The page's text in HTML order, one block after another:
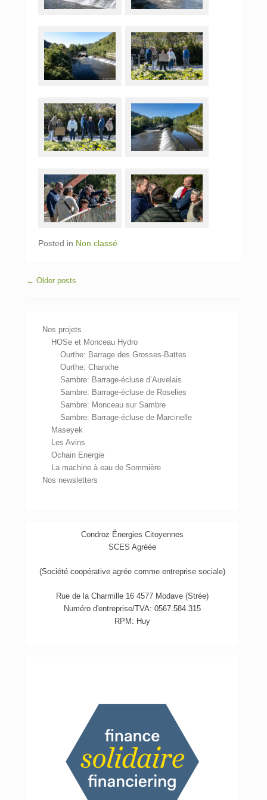
Posted in Non classé
Post navigation
← Older posts
Nos projets
HOSe et Monceau Hydro
Ourthe: Barrage des Grosses-Battes
Ourthe: Chanxhe
Sambre: Barrage-écluse d’Auvelais
Sambre: Barrage-écluse de Roselies
Sambre: Monceau sur Sambre
Sambre: Barrage-écluse de Marcinelle
Maseyek
Les Avins
Ochain Energie
La machine à eau de Sommière
Nos newsletters
Condroz Énergies Citoyennes
SCES Agréée
(Société coopérative agrée comme entreprise sociale)
Rue de la Charmille 16 4577 Modave (Strée)
Numéro d'entreprise/TVA: 0567.584.315
RPM: Huy